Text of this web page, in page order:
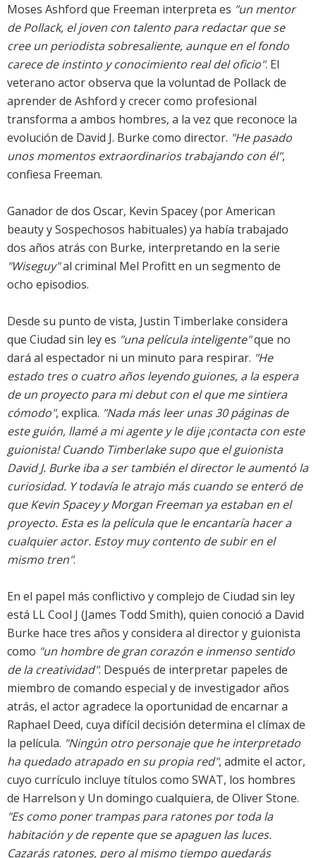
Moses Ashford que Freeman interpreta es "un mentor
de Pollack, el joven con talento para redactar que se
cree un periodista sobresaliente, aunque en el fondo
carece de instinto y conocimiento real del oficio". El
veterano actor observa que la voluntad de Pollack de
aprender de Ashford y crecer como profesional
transforma a ambos hombres, a la vez que reconoce la
evolución de David J. Burke como director. "He pasado
unos momentos extraordinarios trabajando con él",
confiesa Freeman.
Ganador de dos Oscar, Kevin Spacey(por American
beauty y Sospechosos habituales) ya había trabajado
dos años atrás con Burke, interpretando en la serie
"Wiseguy"al criminal Mel Profitt en un segmento de
ocho episodios.
Desde su punto de vista, Justin Timberlake considera
que Ciudad sin leyes "una película inteligente"que no
dará al espectador ni un minuto para respirar. "He
estado tres o cuatro años leyendo guiones, a la espera
de un proyecto para mi debut con el que me sintiera
cómodo", explica. "Nada más leer unas 30 páginas de
este guión, llamé a mi agente y le dije ¡contacta con este
guionista! Cuando Timberlake supo que el guionista
David J. Burke iba a ser también el director le aumentó la
curiosidad. Y todavía le atrajo más cuando se enteró de
que Kevin Spacey y Morgan Freeman ya estaban en el
proyecto. Esta es la película que le encantaría hacer a
cualquier actor. Estoy muy contento de subir en el
mismo tren".
En el papel más conflictivo y complejo de Ciudad sin ley
está LL Cool J (James Todd Smith), quien conoció a David
Burke hace tres años y considera al director y guionista
como "un hombre de gran corazón e inmenso sentido
de la creatividad". Después de interpretar papeles de
miembro de comando especial y de investigador años
atrás, el actor agradece la oportunidad de encarnar a
Raphael Deed, cuya difícil decisión determina el clímax de
la película. "Ningún otro personaje que he interpretado
ha quedado atrapado en su propia red", admite el actor,
cuyo currículo incluye títulos como SWAT, los hombres
de Harrelson y Un domingo cualquiera, de Oliver Stone.
"Es como poner trampas para ratones por toda la
habitación y de repente que se apaguen las luces.
Cazarás ratones, pero al mismo tiempo quedarás